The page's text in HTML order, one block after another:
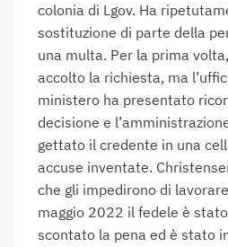
colonia di Lgov. Ha
sostituzione di parte della
una multa. Per la prima
accolto la richiesta, ma
ministero ha presentato
decisione e
gettato il credente in una
accuse inventate.
che gli impedirono di
maggio 2022 il fedele è
scontato la pena ed è stato